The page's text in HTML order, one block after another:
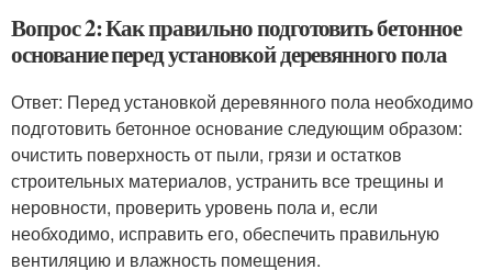
Вопрос 2: Как правильно подготовить бетонное
основание перед установкой деревянного пола
Ответ: Перед установкой деревянного пола необходимо
подготовить бетонное основание следующим образом:
очистить поверхность от пыли, грязи и остатков
строительных материалов, устранить все трещины и
неровности, проверить уровень пола и, если
необходимо, исправить его, обеспечить правильную
вентиляцию и влажность помещения.